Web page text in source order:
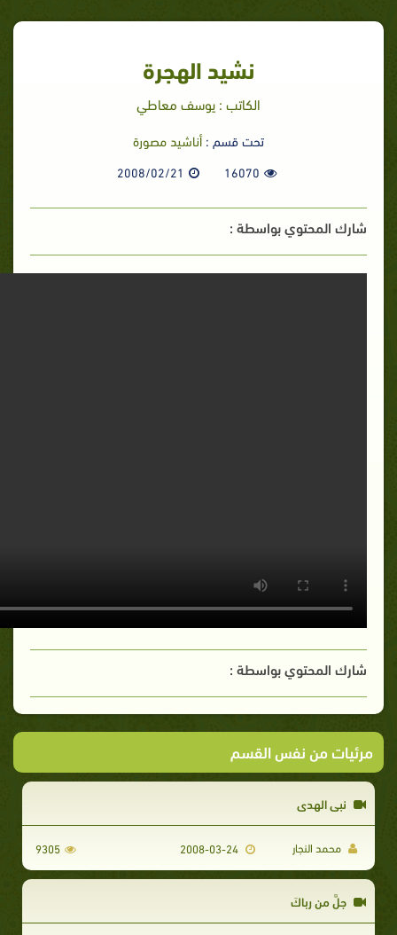
نشيد الهجرة
الكاتب : يوسف معاطي
تحت قسم :أناشيد مصورة
16070
2008/02/21
شارك المحتوي بواسطة :
شارك المحتوي بواسطة :
مرئيات من نفس القسم
نبي الهدى
محمد النجار 2008-03-24
9305
جلَّ من رباكَ